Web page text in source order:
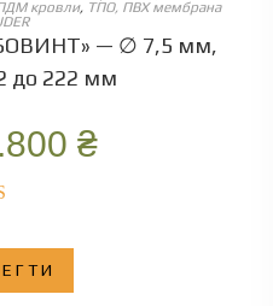
кровли, ТПО, ПВХ мембрана
— ∅ 7,5 мм,
до 222 мм
₴
5